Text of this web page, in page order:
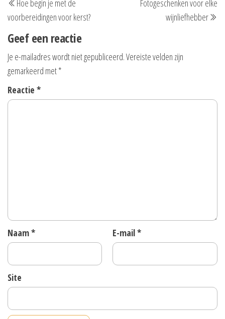
navigatie
berichtHoe begin je met de
voorbereidingen voor kerst?
Fotogeschenken voor elke
wijnliefhebber
Geef een reactie
Je e-mailadres wordt niet gepubliceerd.Vereiste velden zijn
gemarkeerd met*
Reactie *
Naam* E-mail*
Site